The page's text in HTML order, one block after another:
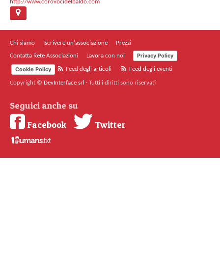
http://www.corovocidelbaldo.com
Chi siamo Iscrivere un'associazione
Prezzi
Contatta Rete Associazioni
Lavora con noi
Privacy Policy
Cookie Policy
Feed degli articoli Feed degli eventi
Copyright © DevInterface srl · Tutti i diritti sono riservati
Seguici anche su
Facebook
Twitter